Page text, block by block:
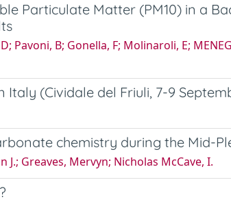
Particulate Matter (PM10) in a
Pavoni, B; Gonella, F; Molinaroli, E;
Italy (Cividale del Friuli, 7-9
chemistry during the Mid-
Greaves, Mervyn; Nicholas McCave, I.